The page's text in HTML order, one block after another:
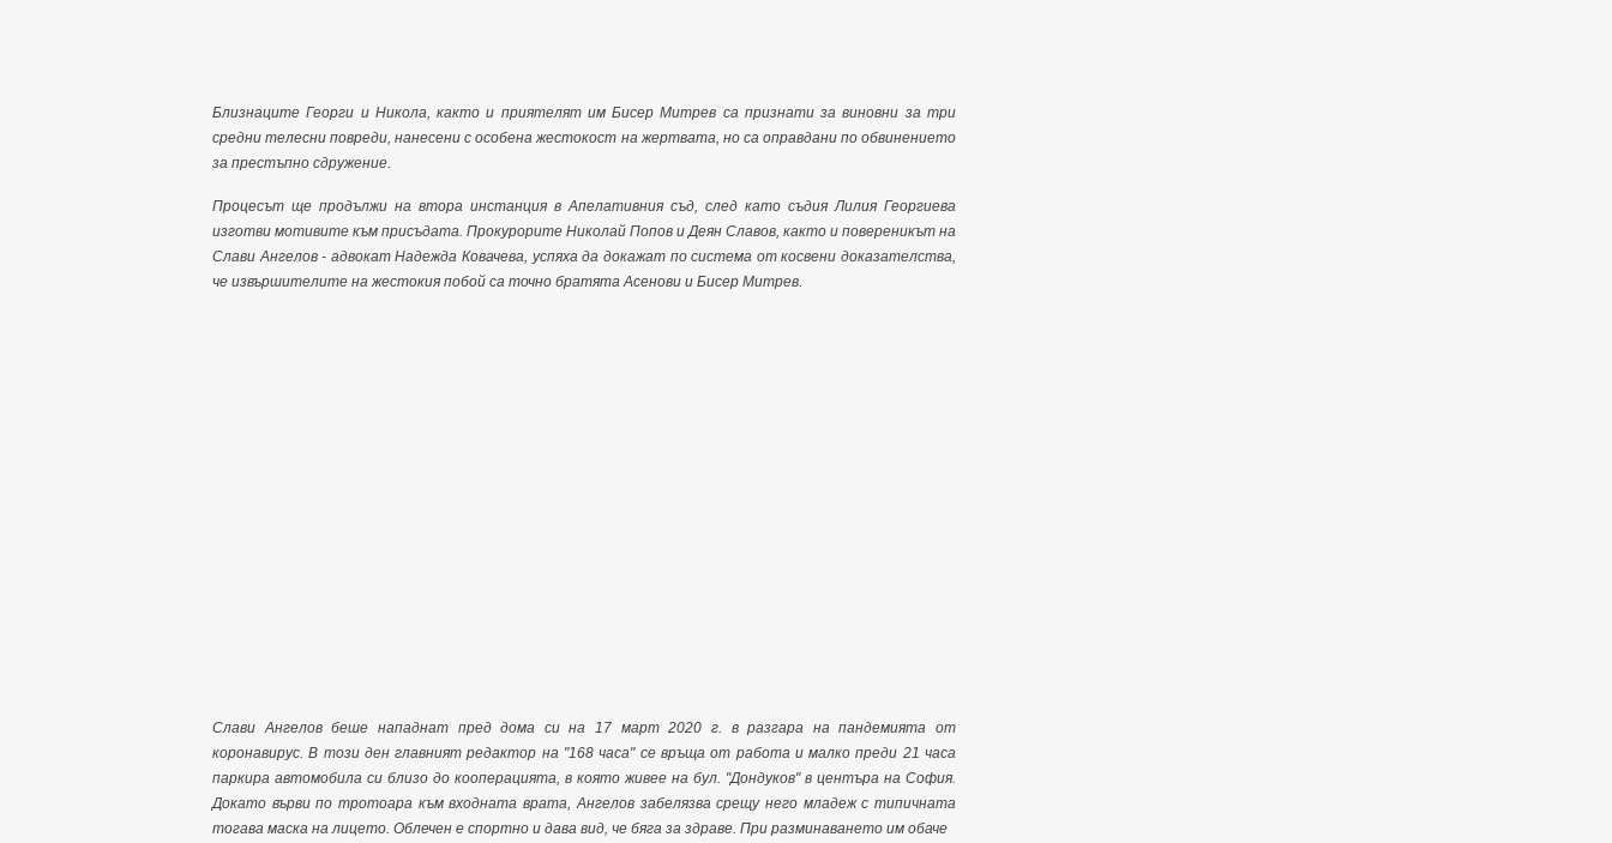
Близнаците Георги и Никола, както и приятелят им Бисер Митрев са признати за виновни за три
средни телесни повреди, нанесени с особена жестокост на жертвата, но са оправдани по обвинението
за престъпно сдружение.
Процесът ще продължи на втора инстанция в Апелативния съд, след като съдия Лилия Георгиева
изготви мотивите към присъдата. Прокурорите Николай Попов и Деян Славов, както и повереникът на
Слави Ангелов - адвокат Надежда Ковачева, успяха да докажат по система от косвени доказателства,
че извършителите на жестокия побой са точно братята Асенови и Бисер Митрев.
Слави Ангелов беше нападнат пред дома си на 17 март 2020 г. в разгара на пандемията от
коронавирус. В този ден главният редактор на "168 часа" се връща от работа и малко преди 21 часа
паркира автомобила си близо до кооперацията, в която живее на бул. "Дондуков" в центъра на София.
Докато върви по тротоара към входната врата, Ангелов забелязва срещу него младеж с типичната
тогава маска на лицето. Облечен е спортно и дава вид, че бяга за здраве. При разминаването им обаче